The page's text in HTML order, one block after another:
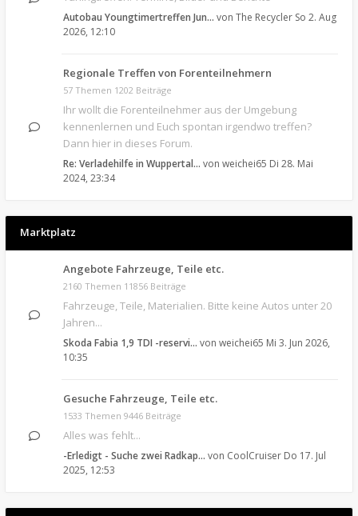
Autobau Youngtimertreffen Jun… von The Recycler So 2. Aug
2026, 12:10
Regionale Treffen von Forenteilnehmern
57 Themen 1202 Beiträge
Ihr wollt die Forenteilnehmer aus der Umgebung
kennenlernen und Euch spontan irgendwo treffen?
Dann hier in dieses Forum.
Re: Verladehilfe in Wuppertal… von weichei65 Di 28. Mai
2024, 23:34
Marktplatz
Angebote Fahrzeuge, Teile etc.
2160 Themen 11856 Beiträge
Fahrzeuge, Teile, Materialien. Bitte keine Autos unter 20
Jahren...
Skoda Fabia 1,9 TDI -reservi… von weichei65 Mi 3. Jun 2026,
10:35
Gesuche Fahrzeuge, Teile etc.
1533 Themen 9446 Beiträge
Alles was fehlt...
-Erledigt - Suche zwei Radkap… von CoolCruiser Do 17. Jul
2025, 12:53